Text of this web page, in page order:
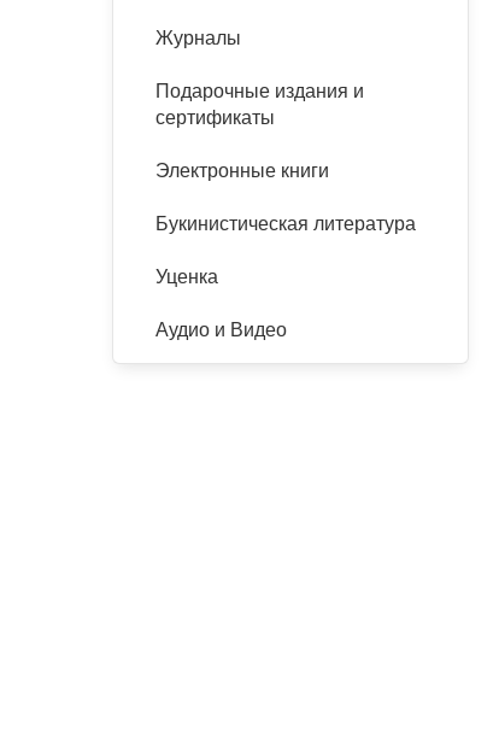
Журналы
Подарочные издания и
сертификаты
Электронные книги
Букинистическая литература
Уценка
Аудио и Видео